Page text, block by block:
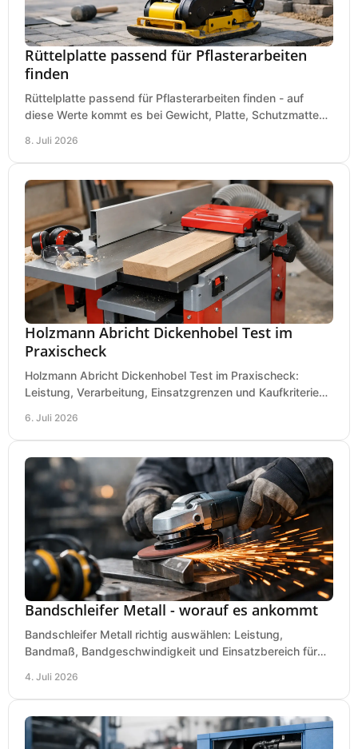
Rüttelplatte passend für Pflasterarbeiten
finden
Rüttelplatte passend für Pflasterarbeiten finden - auf
diese Werte kommt es bei Gewicht, Platte, Schutzmatte
8. Juli 2026
Holzmann Abricht Dickenhobel Test im
Praxischeck
Holzmann Abricht Dickenhobel Test im Praxischeck:
Leistung, Verarbeitung, Einsatzgrenzen und Kaufkriterien
6. Juli 2026
Bandschleifer Metall - worauf es ankommt
Bandschleifer Metall richtig auswählen: Leistung,
Bandmaß, Bandgeschwindigkeit und Einsatzbereich für
4. Juli 2026